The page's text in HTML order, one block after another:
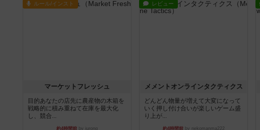
ルール/インスト
マーケットフレッシュ
目的あなたの店先に農産物の木箱を
戦略的に積み重ねて在庫を最大化
し、競合...
約4時間前 by jurong
レビュー
メメントオンラインタクティクス
どんどん物量が増えて大変になって
いく押し付け合いが楽しいゲーム盛
り上が...
約4時間前by nekomanma222